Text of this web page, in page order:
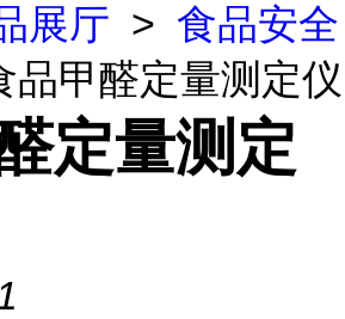
展厅 > 食品安全
品甲醛定量测定仪
定量测定